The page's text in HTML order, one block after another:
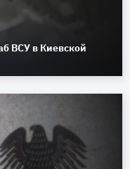
ВСУ в Киевской